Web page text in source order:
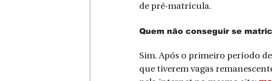
de pré-matrícula.
Quem não conseguir se
Sim. Após o primeiro período
que tiverem vagas